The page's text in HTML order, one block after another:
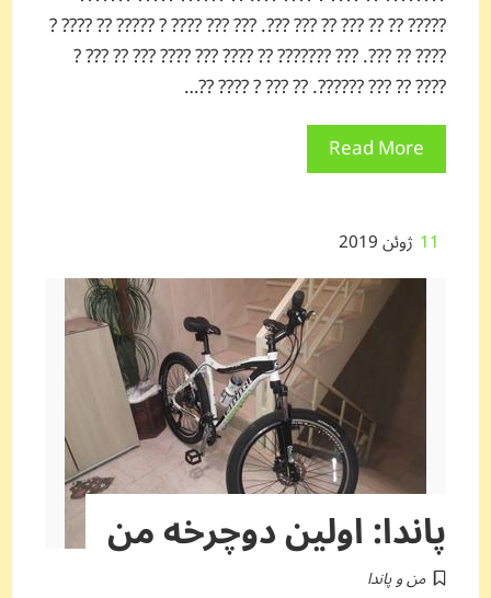
????? ?? ?? ??? ?? ??? ???. ??? ??? ???? ? ????? ?? ???? ?
???? ?? ???. ??? ??????? ?? ???? ??? ???? ??? ?? ??? ?
???? ?? ??? ??????. ?? ??? ? ???? ??…
Read More
11 ژوئن 2019
پاندا: اولین دوچرخه من
من و پاندا